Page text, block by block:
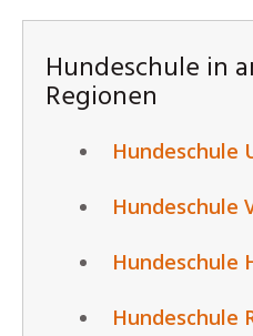
Hundeschule in
Regionen
Hundeschule
Hundeschule
Hundeschule
Hundeschule